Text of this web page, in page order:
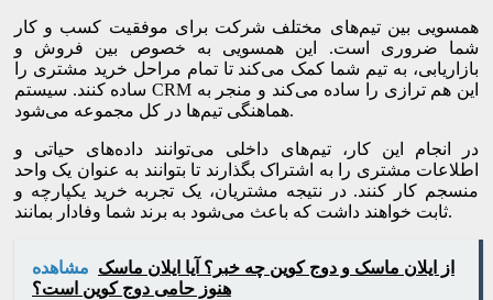
همسویی بین تیم‌های مختلف شرکت برای موفقیت کسب و کار
شما ضروری است. این همسویی به خصوص بین فروش و
بازاریابی، به تیم شما کمک می‌کند تا تمام مراحل خرید مشتری را
ساده کنند. سیستم CRM این هم ترازی را ساده می‌کند و منجر به
هماهنگی تیم‌ها در کل مجموعه می‌شود.
در انجام این کار، تیم‌های داخلی می‌توانند داده‌های حیاتی و
اطلاعات مشتری را به اشتراک بگذارند تا بتوانند به عنوان یک واحد
منسجم کار کنند. در نتیجه مشتریان، یک تجربه خرید یکپارچه و
ثابت خواهند داشت که باعث می‌شود به برند شما وفادار بمانند.
مشاهده از ایلان ماسک و دوج کوین چه خبر؟ آیا ایلان ماسک
هنوز حامی دوج کوین است؟